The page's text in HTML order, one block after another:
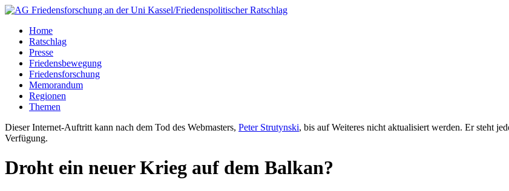
Home
Ratschlag
Presse
Friedensbewegung
Friedensforschung
Memorandum
Regionen
Themen
Dieser Internet-Auftritt kann nach dem Tod des Webmasters, Peter Strutynski, bis auf Weiteres nicht aktualisiert werden. Er steht
Verfügung.
Droht ein neuer Krieg auf dem Balkan?